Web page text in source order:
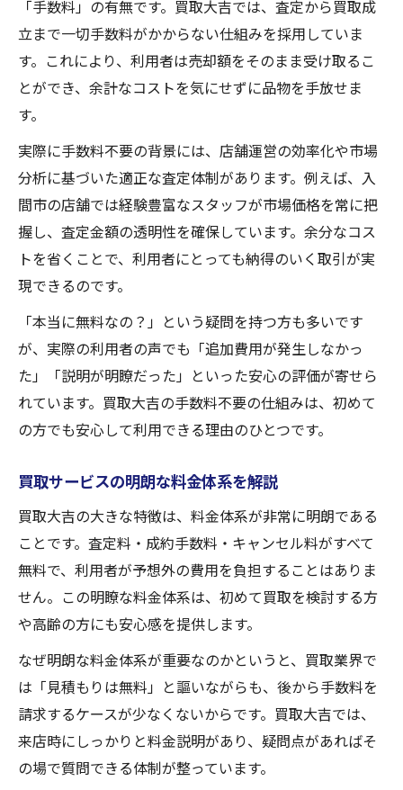
「手数料」の有無です。買取大吉では、査定から買取成
立まで一切手数料がかからない仕組みを採用していま
す。これにより、利用者は売却額をそのまま受け取るこ
とができ、余計なコストを気にせずに品物を手放せま
す。
実際に手数料不要の背景には、店舗運営の効率化や市場
分析に基づいた適正な査定体制があります。例えば、入
間市の店舗では経験豊富なスタッフが市場価格を常に把
握し、査定金額の透明性を確保しています。余分なコス
トを省くことで、利用者にとっても納得のいく取引が実
現できるのです。
「本当に無料なの？」という疑問を持つ方も多いです
が、実際の利用者の声でも「追加費用が発生しなかっ
た」「説明が明瞭だった」といった安心の評価が寄せら
れています。買取大吉の手数料不要の仕組みは、初めて
の方でも安心して利用できる理由のひとつです。
買取サービスの明朗な料金体系を解説
買取大吉の大きな特徴は、料金体系が非常に明朗である
ことです。査定料・成約手数料・キャンセル料がすべて
無料で、利用者が予想外の費用を負担することはありま
せん。この明瞭な料金体系は、初めて買取を検討する方
や高齢の方にも安心感を提供します。
なぜ明朗な料金体系が重要なのかというと、買取業界で
は「見積もりは無料」と謳いながらも、後から手数料を
請求するケースが少なくないからです。買取大吉では、
来店時にしっかりと料金説明があり、疑問点があればそ
の場で質問できる体制が整っています。